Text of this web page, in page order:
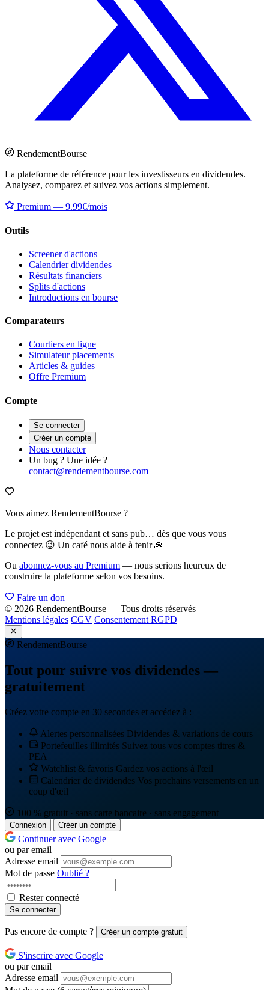
RendementBourse
La plateforme de référence pour les investisseurs en dividendes.
Analysez, comparez et suivez vos actions simplement.
Premium — 9.99€/mois
Outils
Screener d'actions
Calendrier dividendes
Résultats financiers
Splits d'actions
Introductions en bourse
Comparateurs
Courtiers en ligne
Simulateur placements
Articles & guides
Offre Premium
Compte
Se connecter
Créer un compte
Nous contacter
Un bug ? Une idée ?
contact@rendementbourse.com
Vous aimez RendementBourse ?
Le projet est indépendant et sans pub… dès que vous vous
connectez 😉 Un café nous aide à tenir 🙏
Ou abonnez-vous au Premium — nous serions heureux de
construire la plateforme selon vos besoins.
Faire un don
© 2026 RendementBourse — Tous droits réservés
Mentions légales CGV Consentement RGPD
RendementBourse
Tout pour suivre vos dividendes —
gratuitement
Créez votre compte en 30 secondes et accédez à :
Alertes personnalisées Dividendes & variations de cours
Portefeuilles illimités Suivez tous vos comptes titres &
PEA
Watchlist & favoris Gardez vos actions à l'œil
Calendrier de dividendes Vos prochains versements en un
coup d'œil
100 % gratuit · sans carte bancaire · sans engagement
Connexion Créer un compte
Continuer avec Google
ou par email
Adresse email
Mot de passe Oublié ?
Rester connecté
Se connecter
Pas encore de compte ? Créer un compte gratuit
S'inscrire avec Google
ou par email
Adresse email